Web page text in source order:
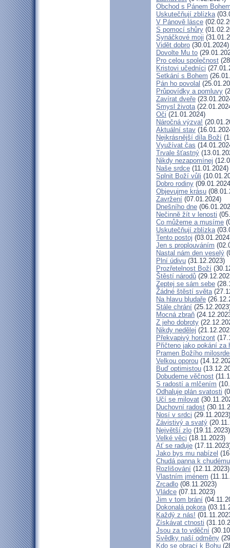
Obchod s Pánem
Uskutečňují zblízka
V Pánově lásce
S pomocí shůry
Synáčkové moji
Vidět dobro (30.01.2024)
Dovolte Mu to
Pro celou společnost
Kristovi učedníci
Setkání s Bohem
Pán ho povolal
Průpovídky a pomluvy
Zavírat dveře
Smysl života
Oči (21.01.2024)
Náročná výzva!
Aktuální stav
Nejkrásnější díla Boží
Využívat čas
Trvale šťastný
Nikdy nezapomínej
Naše srdce (11.01.2024)
Splnit Boží vůli
Dobro rodiny
Objevujme krásu
Zavržení (07.01.2024)
Dnešního dne
Nečinně žít v lenosti
Co můžeme a musíme
Uskutečňují zblízka
Tento postoj
Jen s proplouváním
Nastal nám den veselý
Plní údivu (31.12.2023)
Prozřetelnost Boží
Štěstí národů
Zeptej se sám sebe
Žádné štěstí světa
Na hlavu bludaře
Stále chrání
Mocná zbraň
Z jeho dobroty
Nikdy nedělej
Překvapivý horizont
Přičteno jako pokání za
Pramen Božího
Velkou oporou
Buď optimistou
Dobudeme věčnost
S radostí a mlčením
Odhaluje plán svatosti
Učí se milovat
Duchovní radost
Nosí v srdci (29.11.2023)
Závistivý a svatý
Největší zlo (19.11.2023)
Velké věci (18.11.2023)
Ať se raduje
Jako bys mu nabízel
Chudá panna k
Rozlišování (12.11.2023)
Vlastním jménem
Zrcadlo (08.11.2023)
Vládce (07.11.2023)
Jim v tom brání
Dokonalá pokora
Každý z nás!
Získávat ctnosti
Jsou za to vděční
Svědky naší odměny
Kdo se obrací k Bohu